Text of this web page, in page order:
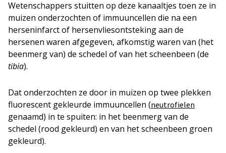
Wetenschappers stuitten op deze kanaaltjes toen ze in
muizen onderzochten of immuuncellen die na een
herseninfarct of hersenvliesontsteking aan de
hersenen waren afgegeven, afkomstig waren van (het
beenmerg van) de schedel of van het scheenbeen (de
tibia).
Dat onderzochten ze door in muizen op twee plekken
fluorescent gekleurde immuuncellen (neutrofielen
genaamd) in te spuiten: in het beenmerg van de
schedel (rood gekleurd) en van het scheenbeen groen
gekleurd).